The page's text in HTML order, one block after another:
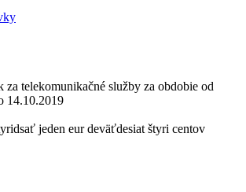
za telekomunikačné služby za obdobie od
14.10.2019
jeden eur deväťdesiat štyri centov